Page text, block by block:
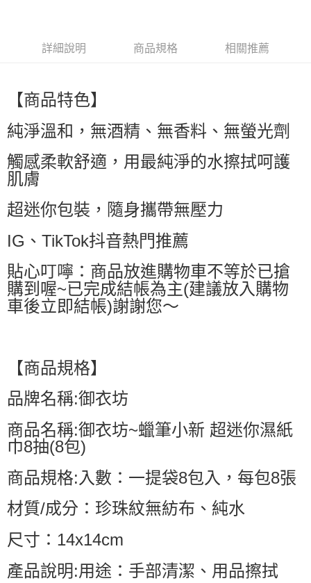
每筆NT$60，滿NT$499(含以上)免運費
每筆NT$60，滿NT$499(含以上)免運費
付款後萊爾富取貨
7-11取貨付款
每筆NT$60，滿NT$499(含以上)免運費
付款後7-11取貨
每筆NT$60，滿NT$499(含以上)免運費
黑貓宅配
每筆NT$80，滿NT$799(含以上)免運費
宅配
詳細說明 商品規格 相關推薦
【商品特色】
純淨溫和，無酒精、無香料、無螢光劑
觸感柔軟舒適，用最純淨的水擦拭呵護
肌膚
超迷你包裝，隨身攜帶無壓力
IG、TikTok抖音熱門推薦
貼心叮嚀：商品放進購物車不等於已搶
購到喔~已完成結帳為主(建議放入購物
車後立即結帳)謝謝您～
【商品規格】
品牌名稱:御衣坊
商品名稱:御衣坊~蠟筆小新 超迷你濕紙
巾8抽(8包)
商品規格:入數：一提袋8包入，每包8張
材質/成分：珍珠紋無紡布、純水
尺寸：14x14cm
產品說明:用途：手部清潔、用品擦拭